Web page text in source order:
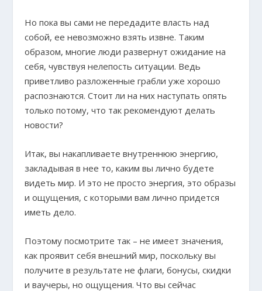
Но пока вы сами не передадите власть над
собой, ее невозможно взять извне. Таким
образом, многие люди развернут ожидание на
себя, чувствуя нелепость ситуации. Ведь
приветливо разложенные грабли уже хорошо
распознаются. Стоит ли на них наступать опять
только потому, что так рекомендуют делать
новости?
Итак, вы накапливаете внутреннюю энергию,
закладывая в нее то, каким вы лично будете
видеть мир. И это не просто энергия, это образы
и ощущения, с которыми вам лично придется
иметь дело.
Поэтому посмотрите так – не имеет значения,
как проявит себя внешний мир, поскольку вы
получите в результате не флаги, бонусы, скидки
и ваучеры, но ощущения. Что вы сейчас